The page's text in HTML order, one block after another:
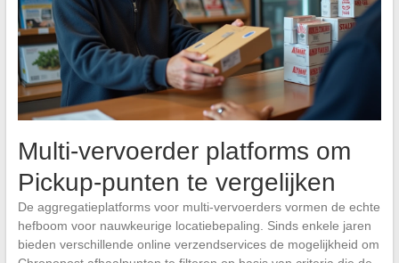
Multi-vervoerder platforms om
Pickup-punten te vergelijken
De aggregatieplatforms voor multi-vervoerders vormen de echte
hefboom voor nauwkeurige locatiebepaling. Sinds enkele jaren
bieden verschillende online verzendservices de mogelijkheid om